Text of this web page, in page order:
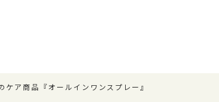
ケア商品『オールインワンスプレー』